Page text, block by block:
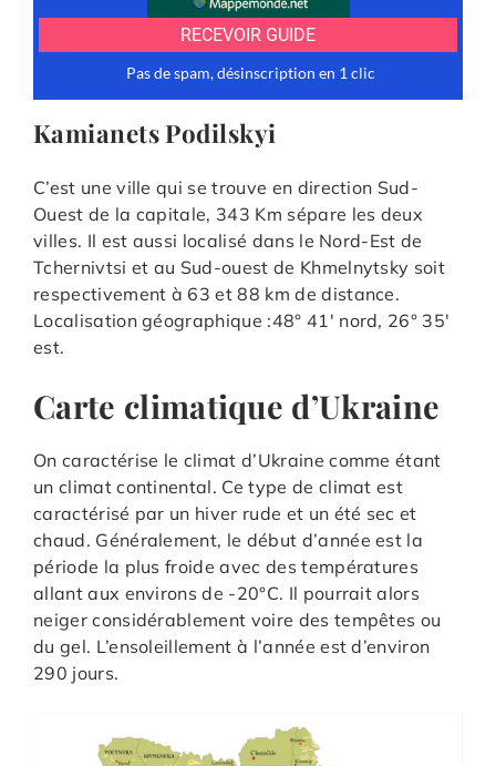
Kamianets Podilskyi
C’est une ville qui se trouve en direction Sud-
Ouest de la capitale, 343 Km sépare les deux
villes. Il est aussi localisé dans le Nord-Est de
Tchernivtsi et au Sud-ouest de Khmelnytsky soit
respectivement à 63 et 88 km de distance.
Localisation géographique :48° 41′ nord, 26° 35′
est.
Carte climatique d’Ukraine
On caractérise le climat d’Ukraine comme étant
un climat continental. Ce type de climat est
caractérisé par un hiver rude et un été sec et
chaud. Généralement, le début d’année est la
période la plus froide avec des températures
allant aux environs de -20°C. Il pourrait alors
neiger considérablement voire des tempêtes ou
du gel. L’ensoleillement à l’année est d’environ
290 jours.